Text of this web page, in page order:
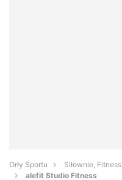
Orły Sportu
Siłownie,
alefit Studio Fitness